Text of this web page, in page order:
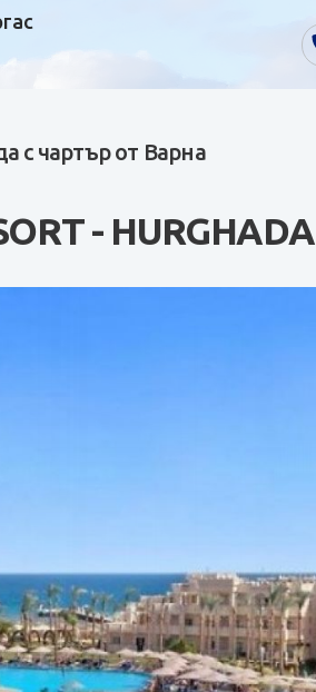
с чартър от Варна
- HURGHADA